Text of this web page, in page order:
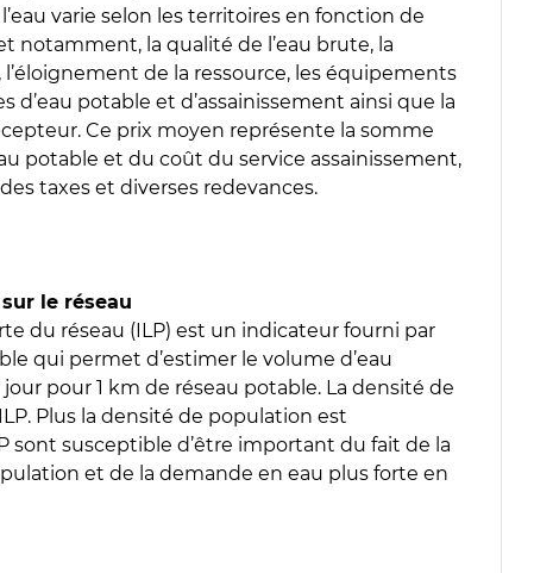
varie selon les territoires en fonction de
notamment, la qualité de l’eau brute, la
de la ressource, les équipements
d’eau potable et d’assainissement ainsi que la
Ce prix moyen représente la somme
potable et du coût du service assainissement,
taxes et diverses redevances.
le réseau
du réseau (ILP) est un indicateur fourni par
qui permet d’estimer le volume d’eau
pour 1 km de réseau potable. La densité de
Plus la densité de population est
sont susceptible d’être important du fait de la
et de la demande en eau plus forte en